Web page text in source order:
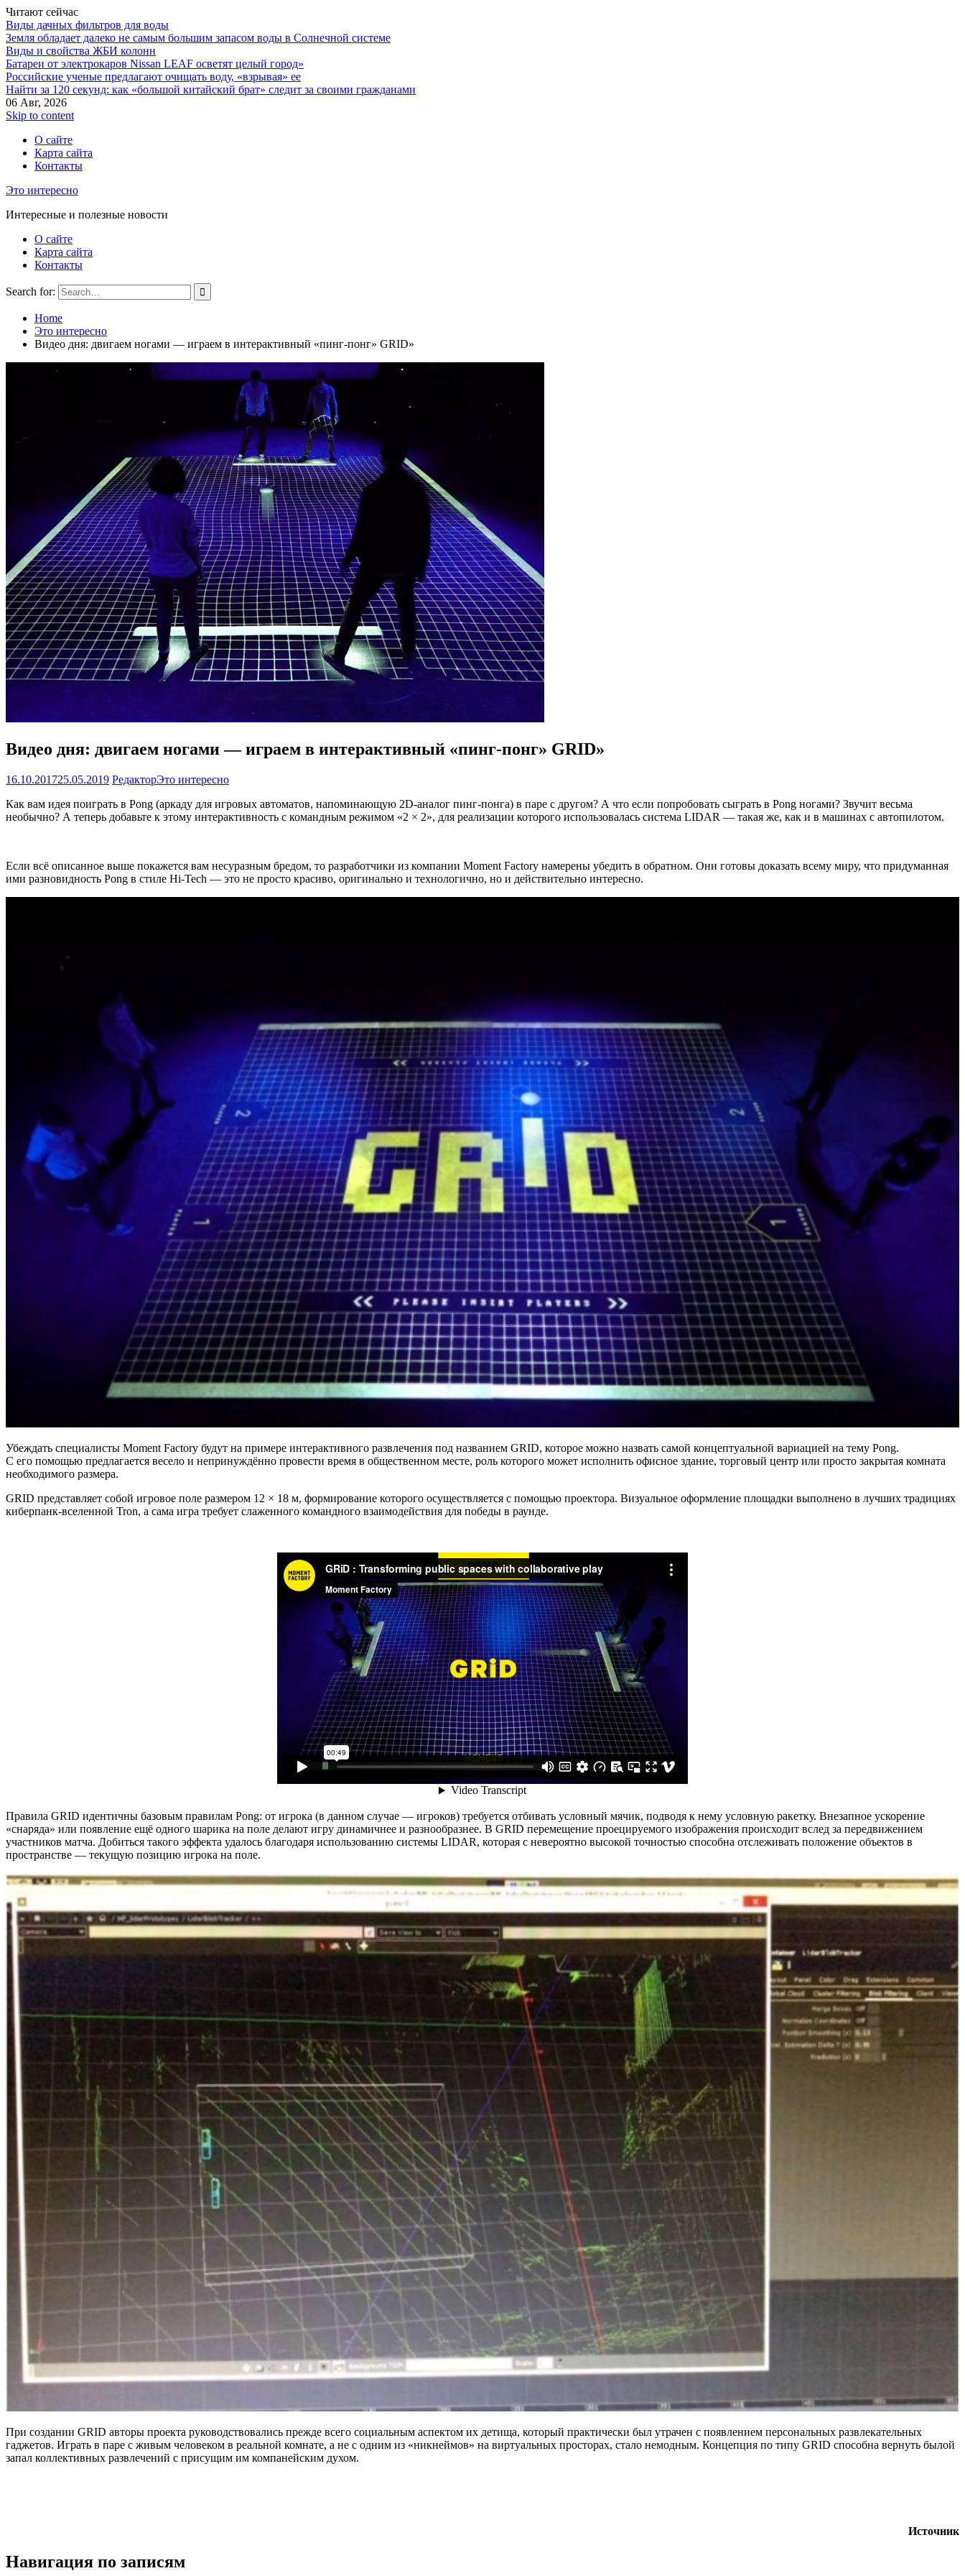
Читают сейчас
Виды дачных фильтров для воды
Земля обладает далеко не самым большим запасом воды в Солнечной системе
Виды и свойства ЖБИ колонн
Батареи от электрокаров Nissan LEAF осветят целый город»
Российские ученые предлагают очищать воду, «взрывая» ее
Найти за 120 секунд: как «большой китайский брат» следит за своими гражданами
06 Авг, 2026
Skip to content
О сайте
Карта сайта
Контакты
Это интересно
Интересные и полезные новости
О сайте
Карта сайта
Контакты
Search for:
Home
Это интересно
Видео дня: двигаем ногами — играем в интерактивный «пинг-понг» GRID»
Видео дня: двигаем ногами — играем в интерактивный «пинг-понг» GRID»
16.10.201725.05.2019 РедакторЭто интересно
Как вам идея поиграть в Pong (аркаду для игровых автоматов, напоминающую 2D-аналог пинг-понга) в паре с другом? А что если попробовать сыграть в Pong ногами? Звучит весьма
необычно? А теперь добавьте к этому интерактивность с командным режимом «2 × 2», для реализации которого использовалась система LIDAR — такая же, как и в машинах с автопилотом.
Если всё описанное выше покажется вам несуразным бредом, то разработчики из компании Moment Factory намерены убедить в обратном. Они готовы доказать всему миру, что придуманная
ими разновидность Pong в стиле Hi-Tech — это не просто красиво, оригинально и технологично, но и действительно интересно.
Убеждать специалисты Moment Factory будут на примере интерактивного развлечения под названием GRID, которое можно назвать самой концептуальной вариацией на тему Pong.
С его помощью предлагается весело и непринуждённо провести время в общественном месте, роль которого может исполнить офисное здание, торговый центр или просто закрытая комната
необходимого размера.
GRID представляет собой игровое поле размером 12 × 18 м, формирование которого осуществляется с помощью проектора. Визуальное оформление площадки выполнено в лучших традициях
киберпанк-вселенной Tron, а сама игра требует слаженного командного взаимодействия для победы в раунде.
Правила GRID идентичны базовым правилам Pong: от игрока (в данном случае — игроков) требуется отбивать условный мячик, подводя к нему условную ракетку. Внезапное ускорение
«снаряда» или появление ещё одного шарика на поле делают игру динамичнее и разнообразнее. В GRID перемещение проецируемого изображения происходит вслед за передвижением
участников матча. Добиться такого эффекта удалось благодаря использованию системы LIDAR, которая с невероятно высокой точностью способна отслеживать положение объектов в
пространстве — текущую позицию игрока на поле.
При создании GRID авторы проекта руководствовались прежде всего социальным аспектом их детища, который практически был утрачен с появлением персональных развлекательных
гаджетов. Играть в паре с живым человеком в реальной комнате, а не с одним из «никнеймов» на виртуальных просторах, стало немодным. Концепция по типу GRID способна вернуть былой
запал коллективных развлечений с присущим им компанейским духом.
Источник
Навигация по записям